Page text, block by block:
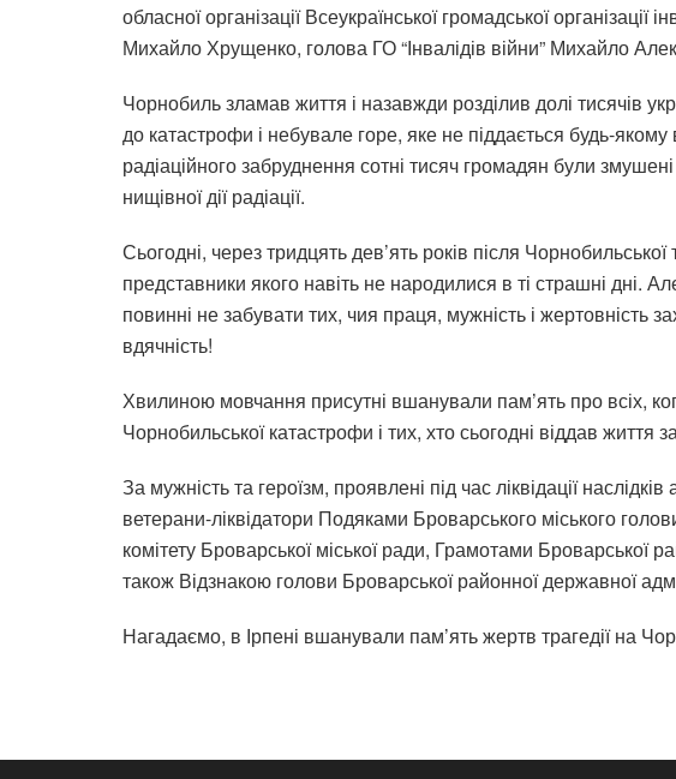
обласної організації Всеукраїнської громадської організації
Михайло Хрущенко, голова ГО “Інвалідів війни” Михайло
Чорнобиль зламав життя і назавжди розділив долі тисячів
до катастрофи і небувале горе, яке не піддається будь-
радіаційного забруднення сотні тисяч громадян були
нищівної дії радіації.
Сьогодні, через тридцять дев’ять років після
представники якого навіть не народилися в ті страшні дні.
повинні не забувати тих, чия праця, мужність і жертовність
вдячність!
Хвилиною мовчання присутні вшанували пам’ять про всіх,
Чорнобильської катастрофи і тих, хто сьогодні віддав життя
За мужність та героїзм, проявлені під час ліквідації
ветерани-ліквідатори Подяками Броварського міського
комітету Броварської міської ради, Грамотами Броварської
також Відзнакою голови Броварської районної державної
Нагадаємо, в Ірпені вшанували пам’ять жертв трагедії на